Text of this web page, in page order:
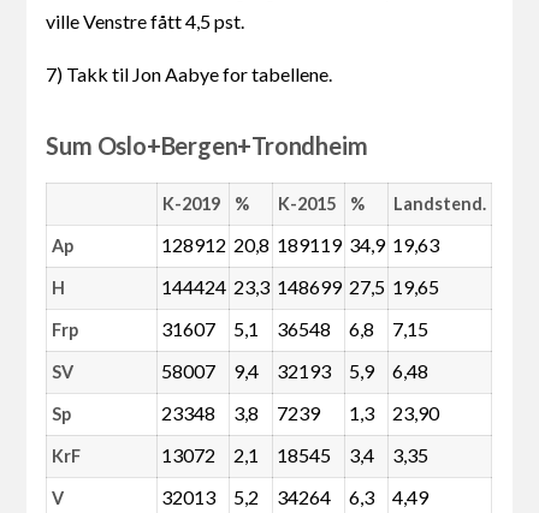
ville Venstre fått 4,5 pst.
7) Takk til Jon Aabye for tabellene.
Sum Oslo+Bergen+Trondheim
K-2019 % K-2015 % Landstend.
Ap 128912 20,8 189119 34,9 19,63
H 144424 23,3 148699 27,5 19,65
Frp 31607 5,1 36548 6,8 7,15
SV 58007 9,4 32193 5,9 6,48
Sp 23348 3,8 7239 1,3 23,90
KrF 13072 2,1 18545 3,4 3,35
V 32013 5,2 34264 6,3 4,49